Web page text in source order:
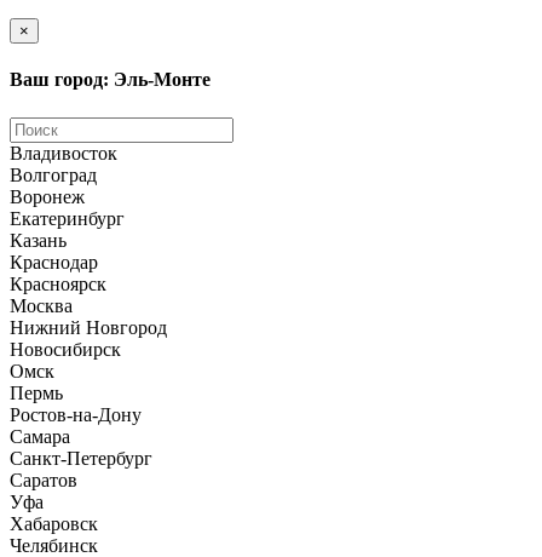
×
Ваш город: Эль-Монте
Владивосток
Волгоград
Воронеж
Екатеринбург
Казань
Краснодар
Красноярск
Москва
Нижний Новгород
Новосибирск
Омск
Пермь
Ростов-на-Дону
Самара
Санкт-Петербург
Саратов
Уфа
Хабаровск
Челябинск